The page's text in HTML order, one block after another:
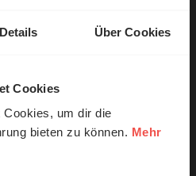
Details Über Cookies
Cookies
um dir die
bieten zu können. Mehr
die Bibel eintauchen? Wir